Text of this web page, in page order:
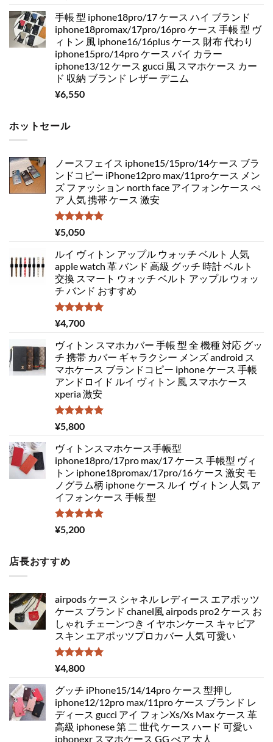
手帳 型 iphone18pro/17 ケース ハイ ブランド
iphone18promax/17pro/16pro ケース 手帳 型 ヴ
ィトン 風 iphone16/16plus ケース 財布 代わり
iphone15pro/14pro ケース バイ カラー
iphone13/12 ケース gucci 風 スマホケース カー
ド 収納 ブランド レザー デニム
¥6,550
ホットセール
ノースフェイス iphone15/15pro/14ケース ブラ
ンドコピー iPhone12pro max/11proケース メン
ズ ファッション north face アイフォンケース ぺ
ア 人気 携帯 ケース 激安
5段階中
5.00
¥5,050
ルイ ヴィトン アップル ウォッチ ベルト 人気
apple watch 革 バンド 高級 グッチ 時計 ベルト
交換 スマート ウォッチ ベルト アップル ウォッ
チ バンド おすすめ
5段階中
5.00
¥4,700
ヴィトン スマホカバー 手帳 型 全 機種 対応 グッ
チ 携帯 カバー ギャラクシー メンズ android ス
マホケース ブランドコピー iphone ケース 手帳
アンドロイド ルイ ヴィトン 風 スマホケース
xperia 激安
5段階中
5.00
¥5,800
ヴィトンスマホケース手帳型
iphone18pro/17pro max/17 ケース 手帳型 ヴィ
トン iphone18promax/17pro/16 ケース 激安 モ
ノグラム柄 iphone ケース ルイ ヴィトン 人気 ア
イフォンケース 手帳 型
5段階中
5.00
¥5,200
店長おすすめ
airpods ケース シャネル レディース エアポッツ
ケース ブランド chanel風 airpods pro2 ケース お
しゃれ チェーンつき イヤホンケース キャビア
スキン エアポッツプロカバー 人気 可愛い
5段階中
5.00
¥4,800
グッチ iPhone15/14/14pro ケース 型押し
iphone12/12pro max/11pro ケース ブランド レ
ディース gucci アイ フォンXs/Xs Max ケース 革
高級 iphonese 第 二 世代 ケース ハード 可愛い
iphonexr スマホケース GG ぺア 大人